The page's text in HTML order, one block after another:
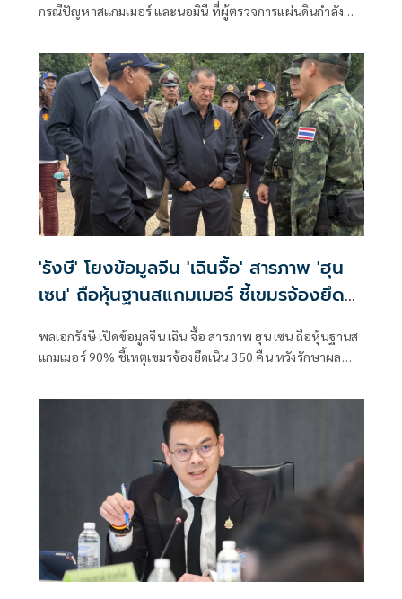
กรณีปัญหาสแกมเมอร์ และนอมินี ที่ผู้ตรวจการแผ่นดินกำลัง
บ้านและต่างประเทศ อาทิ เรื่องสแกมเมอร์ ผู้ตรวจการแผ่นดิน
ได้ลงพื้นที่ตามรอยแนวชายแดนหลายแห่ง เ
'รังษี' โยงข้อมูลจีน 'เฉินจื้อ' สารภาพ 'ฮุน
เซน' ถือหุ้นฐานสแกมเมอร์ ชี้เขมรจ้องยึด
พลเอกรังษี เปิดข้อมูลจีน เฉิน จื้อ สารภาพ ฮุน เซน ถือหุ้นฐานส
แกมเมอร์ 90% ชี้เหตุเขมรจ้องยึดเนิน 350 คืน หวังรักษาผล